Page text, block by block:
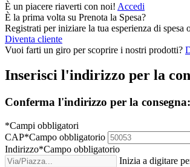
È un piacere riaverti con noi! Accedi
È la prima volta su Prenota la Spesa?
Registrati per iniziare la tua esperienza di spesa
Diventa cliente
Vuoi farti un giro per scoprire i nostri prodotti?
Inserisci l'indirizzo per la
Conferma l'indirizzo per la consegna:
*Campi obbligatori
CAP*Campo obbligatorio
Indirizzo*Campo obbligatorio
Inizia a digitare